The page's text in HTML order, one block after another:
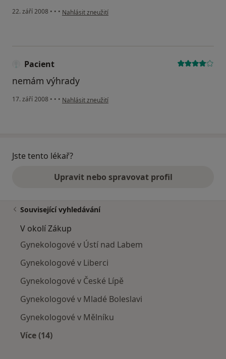
22. září 2008 • • • podle názoru uživatele ???
Nahlásit zneužití
Pacient
nemám výhrady
17. září 2008 • • • podle názoru uživatele Pacient
Nahlásit zneužití
Jste tento lékař?
Upravit nebo spravovat profil
Související vyhledávání
V okolí Zákup
Gynekologové v Ústí nad Labem
Gynekologové v Liberci
Gynekologové v České Lípě
Gynekologové v Mladé Boleslavi
Gynekologové v Mělníku
Více (14)